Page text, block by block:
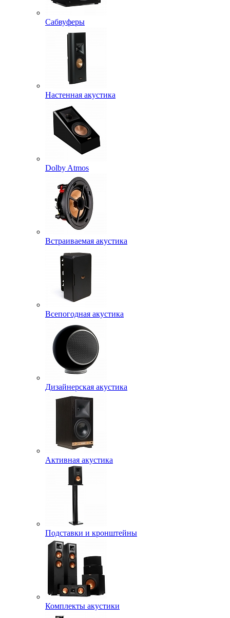
Сабвуферы
Настенная акустика
Dolby Atmos
Встраиваемая акустика
Всепогодная акустика
Дизайнерская акустика
Активная акустика
Подставки и кронштейны
Комплекты акустики